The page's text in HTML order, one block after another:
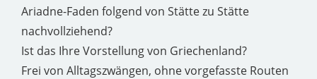
Ariadne-Faden folgend von Stätte zu Stätte
nachvollziehend?
Ist das Ihre Vorstellung von Griechenland?
Frei von Alltagszwängen, ohne vorgefasste Routen